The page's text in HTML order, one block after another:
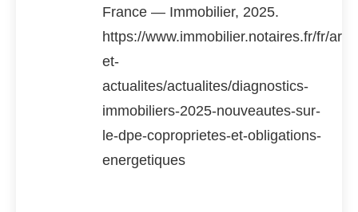
France — Immobilier, 2025.
https://www.immobilier.notaires.fr/fr/
et-
actualites/actualites/diagnostics-
immobiliers-2025-nouveautes-sur-
le-dpe-coproprietes-et-obligations-
energetiques